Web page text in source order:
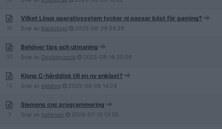
30
Vilket Linux operativsystem tycker ni passar bäst för gaming?
Svar av Kackotopi 2025-08-29 04:26
20
Behöver tips och utmaning
Svar av Goobleyzook 2025-08-16 20:09
13
Klona C-hårddisk till en ny enklast?
Svar av datalog 2025-08-06 14:24
3
Siemens cnc programmering
Svar av holmium 2025-07-10 13:39